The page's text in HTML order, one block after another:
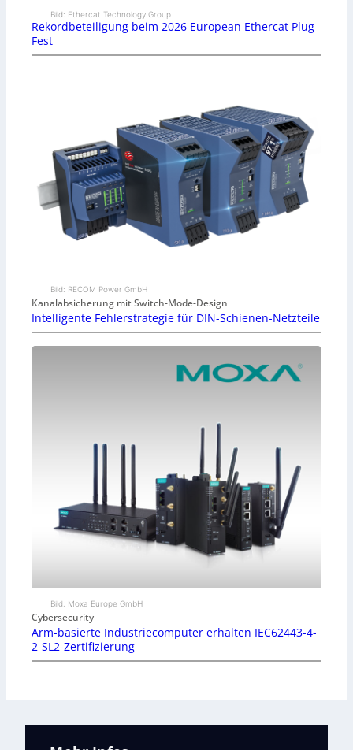
Bild: Ethercat Technology Group
Rekordbeteiligung beim 2026 European Ethercat Plug
Fest
Bild: RECOM Power GmbH
Kanalabsicherung mit Switch-Mode-Design
Intelligente Fehlerstrategie für DIN-Schienen-Netzteile
Bild: Moxa Europe GmbH
Cybersecurity
Arm-basierte Industriecomputer erhalten IEC62443-4-
2-SL2-Zertifizierung